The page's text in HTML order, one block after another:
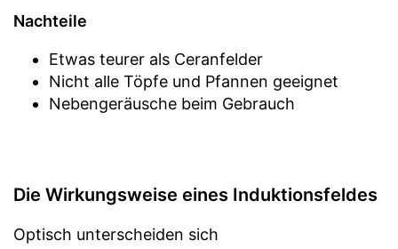
Nachteile
Etwas teurer als Ceranfelder
Nicht alle Töpfe und Pfannen geeignet
Nebengeräusche beim Gebrauch
Die Wirkungsweise eines Induktionsfeldes
Optisch unterscheiden sich